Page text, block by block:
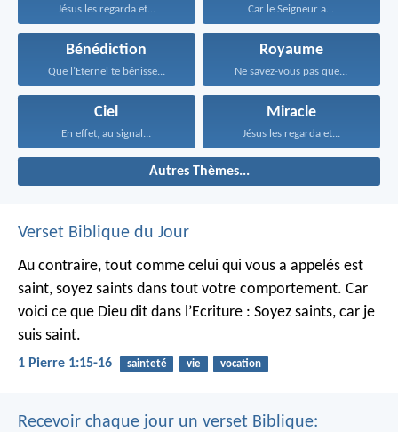
Jésus les regarda et... Car le Seigneur a...
Bénédiction
Que l’Eternel te bénisse...
Royaume
Ne savez-vous pas que...
Ciel
En effet, au signal...
Miracle
Jésus les regarda et...
Autres Thèmes...
Verset Biblique du Jour
Au contraire, tout comme celui qui vous a appelés est
saint, soyez saints dans tout votre comportement. Car
voici ce que Dieu dit dans l’Ecriture : Soyez saints, car je
suis saint.
1 Pierre 1:15-16 sainteté vie vocation
Recevoir chaque jour un verset Biblique: